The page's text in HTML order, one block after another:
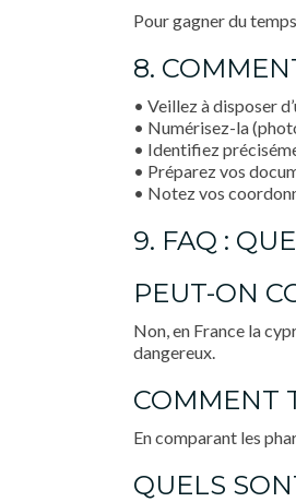
Pour gagner du
8.
• Veillez à disposer
• Numérisez-la
• Identifiez
• Préparez vos
• Notez vos
9. FAQ :
PEUT-ON
Non, en France la
dangereux.
COMMENT
En comparant les
QUELS